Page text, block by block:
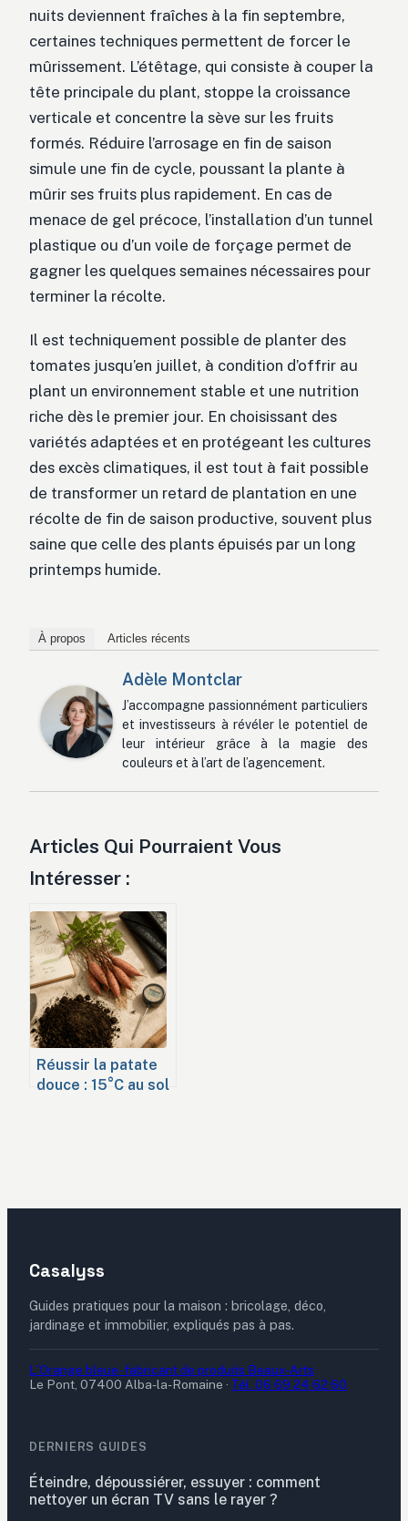
nuits deviennent fraîches à la fin septembre,
certaines techniques permettent de forcer le
mûrissement. L’étêtage, qui consiste à couper la
tête principale du plant, stoppe la croissance
verticale et concentre la sève sur les fruits
formés. Réduire l’arrosage en fin de saison
simule une fin de cycle, poussant la plante à
mûrir ses fruits plus rapidement. En cas de
menace de gel précoce, l’installation d’un tunnel
plastique ou d’un voile de forçage permet de
gagner les quelques semaines nécessaires pour
terminer la récolte.
Il est techniquement possible de planter des
tomates jusqu’en juillet, à condition d’offrir au
plant un environnement stable et une nutrition
riche dès le premier jour. En choisissant des
variétés adaptées et en protégeant les cultures
des excès climatiques, il est tout à fait possible
de transformer un retard de plantation en une
récolte de fin de saison productive, souvent plus
saine que celle des plants épuisés par un long
printemps humide.
À propos Articles récents
Adèle Montclar
J’accompagne passionnément particuliers
et investisseurs à révéler le potentiel de
leur intérieur grâce à la magie des
couleurs et à l’art de l’agencement.
Articles Qui Pourraient Vous
Intéresser :
Réussir la patate
douce : 15°C au sol
Casalyss
Guides pratiques pour la maison : bricolage, déco,
jardinage et immobilier, expliqués pas à pas.
L'Orange bleue - fabricant de produits Beaux-Arts
Le Pont, 07400 Alba-la-Romaine · Tél. 06 69 24 62 60
DERNIERS GUIDES
Éteindre, dépoussiérer, essuyer : comment
nettoyer un écran TV sans le rayer ?